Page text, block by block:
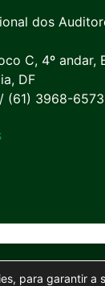
dos
C, 4º andar,
DF
(61) 3968-6573
para garantir a